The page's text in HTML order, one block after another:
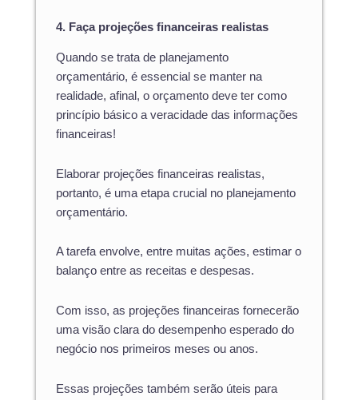
4. Faça projeções financeiras realistas
Quando se trata de planejamento
orçamentário, é essencial se manter na
realidade, afinal, o orçamento deve ter como
princípio básico a veracidade das informações
financeiras!
Elaborar projeções financeiras realistas,
portanto, é uma etapa crucial no planejamento
orçamentário.
A tarefa envolve, entre muitas ações, estimar o
balanço entre as receitas e despesas.
Com isso, as projeções financeiras fornecerão
uma visão clara do desempenho esperado do
negócio nos primeiros meses ou anos.
Essas projeções também serão úteis para